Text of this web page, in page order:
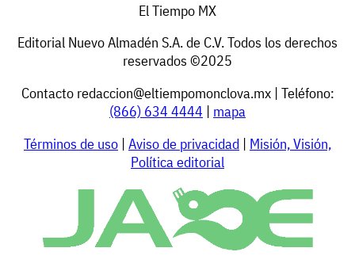
El Tiempo MX
Editorial Nuevo Almadén S.A. de C.V. Todos los derechos
reservados ©2025
Contacto redaccion@eltiempomonclova.mx| Teléfono:
(866) 634 4444 | mapa
Términos de uso | Aviso de privacidad | Misión, Visión,
Política editorial